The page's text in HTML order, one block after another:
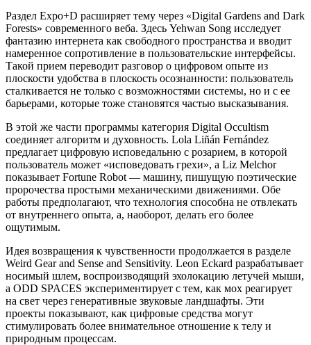
Раздел Expo+D расширяет тему через «Digital Gardens and Dark
Forests» современного веба. Здесь Yehwan Song исследует
фантазию интернета как свободного пространства и вводит
намеренное сопротивление в пользовательские интерфейсы.
Такой прием переводит разговор о цифровом опыте из
плоскости удобства в плоскость осознанности: пользователь
сталкивается не только с возможностями системы, но и с ее
барьерами, которые тоже становятся частью высказывания.
В этой же части программы категория Digital Occultism
соединяет алгоритм и духовность. Lola Liñán Fernández
предлагает цифровую исповедальню с розарием, в которой
пользователь может «исповедовать грехи», а Liz Melchor
показывает Fortune Robot — машину, пишущую поэтические
пророчества простыми механическими движениями. Обе
работы предполагают, что технология способна не отвлекать
от внутреннего опыта, а, наоборот, делать его более
ощутимым.
Идея возвращения к чувственности продолжается в разделе
Weird Gear and Sense and Sensitivity. Leon Eckard разрабатывает
носимый шлем, воспроизводящий эхолокацию летучей мыши,
а ODD SPACES экспериментирует с тем, как мох реагирует
на свет через генеративные звуковые ландшафты. Эти
проекты показывают, как цифровые средства могут
стимулировать более внимательное отношение к телу и
природным процессам.